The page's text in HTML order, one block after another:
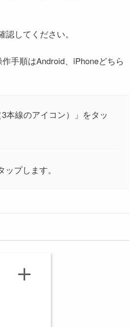
してください。
手順はAndroid、iPhoneどちら
本線のアイコン）」をタッ
プします。